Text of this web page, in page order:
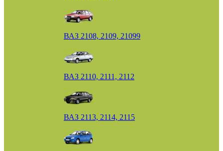
ВАЗ 2108, 2109, 21099
ВАЗ 2110, 2111, 2112
ВАЗ 2113, 2114, 2115